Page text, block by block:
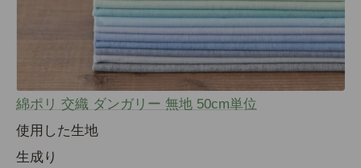
綿ポリ 交織 ダンガリー 無地 50cm単位
使用した生地
生成り